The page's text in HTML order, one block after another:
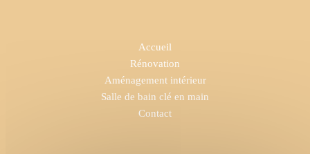
Accueil
Rénovation
Aménagement intérieur
Salle de bain clé en main
Contact